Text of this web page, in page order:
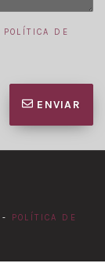
POLÍTICA DE
ENVIAR
-
POLÍTICA DE